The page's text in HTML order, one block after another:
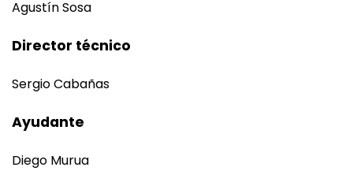
Agustín Sosa
Director técnico
Sergio Cabañas
Ayudante
Diego Murua